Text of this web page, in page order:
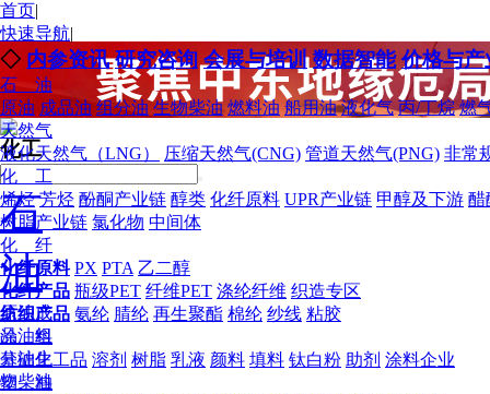
首页|
快速导航|
◇ 内参资讯 研究咨询 会展与培训 数据智能 价格与
石 油
原油 成品油 组分油 生物柴油 燃料油 船用油 液化气 丙/丁烷 燃
天然气
液化天然气（LNG）
压缩天然气(CNG) 管道天然气(PNG) 非常
化 工
烯烃 芳烃 酚酮产业链 醇类 化纤原料 UPR产业链 甲醇及下游 醋
树脂产业链 氯化物 中间体
化 纤
化纤原料 PX PTA 乙二醇
化纤产品 瓶级PET 纤维PET 涤纶纤维 织造专区
纺织产品 氨纶 腈纶 再生聚酯 棉纶 纱线 粘胶
涂 料
基础化工品 溶剂 树脂 乳液 颜料 填料 钛白粉 助剂 涂料企业
塑 料
化工
石
油
原油成
品油组
分油生
物柴油